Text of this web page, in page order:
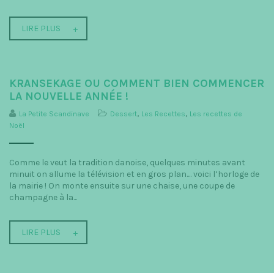
LIRE PLUS
KRANSEKAGE OU COMMENT BIEN COMMENCER
LA NOUVELLE ANNÉE !
La Petite Scandinave Dessert, Les Recettes, Les recettes de
Noël
Comme le veut la tradition danoise, quelques minutes avant
minuit on allume la télévision et en gros plan.... voici l’horloge de
la mairie ! On monte ensuite sur une chaise, une coupe de
champagne à la...
LIRE PLUS